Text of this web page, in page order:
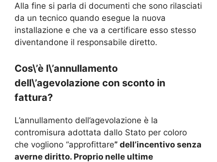
Alla fine si parla di documenti che sono rilasciati
da un tecnico quando esegue la nuova
installazione e che va a certificare esso stesso
diventandone il responsabile diretto.
Cos\’è l\’annullamento
dell\’agevolazione con sconto in
fattura?
L’annullamento dell’agevolazione è la
contromisura adottata dallo Stato per coloro
che vogliono “approfittare” dell’incentivo senza
averne diritto. Proprio nelle ultime